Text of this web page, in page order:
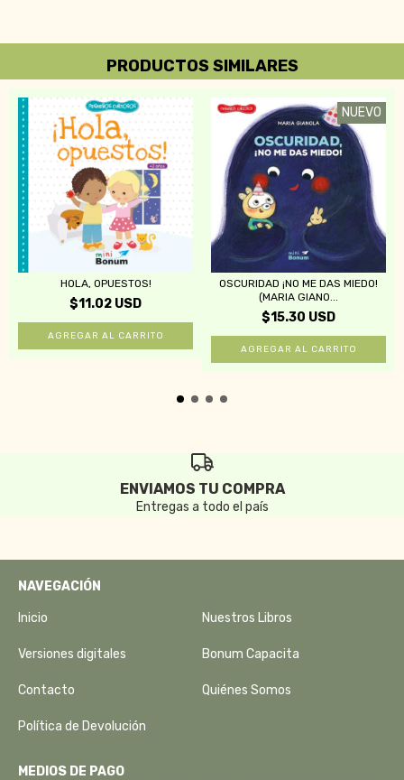
PRODUCTOS SIMILARES
HOLA, OPUESTOS!
$11.02 USD
NUEVO
OSCURIDAD ¡NO ME DAS MIEDO!
(MARIA GIANO...
$15.30 USD
ENVIAMOS TU COMPRA
Entregas a todo el país
NAVEGACIÓN
Inicio Nuestros Libros
Versiones digitales Bonum Capacita
Contacto Quiénes Somos
Política de Devolución
MEDIOS DE PAGO